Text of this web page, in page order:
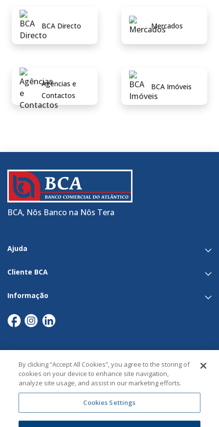
BCA Directo Mercados
Agências e
Contactos
BCA Imóveis
BCA, Nôs Banco na Nôs Tera
Ajuda
Cliente BCA
Informação
Links Úteis​
Política de Cookies
Política de Privacidade​
By clicking “Accept All Cookies”, you agree to the storing of
cookies on your device to enhance site navigation,
analyze site usage, and assist in our marketing efforts.
Cookies Settings